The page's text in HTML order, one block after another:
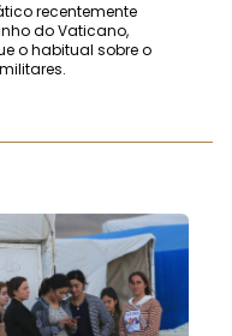
recentemente
do Vaticano,
o habitual sobre o